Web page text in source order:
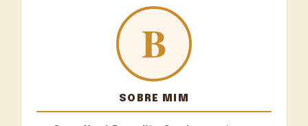
SOBRE MIM